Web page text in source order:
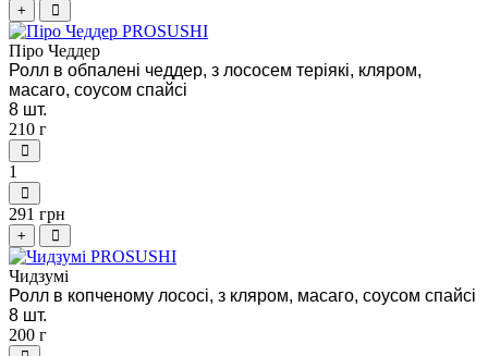
+
Піро Чеддер
Ролл в обпалені чеддер, з лососем теріякі, кляром,
масаго, соусом спайсі
8 шт.
210 г
1
291 грн
+
Чидзумі
Ролл в копченому лососі, з кляром, масаго, соусом спайсі
8 шт.
200 г